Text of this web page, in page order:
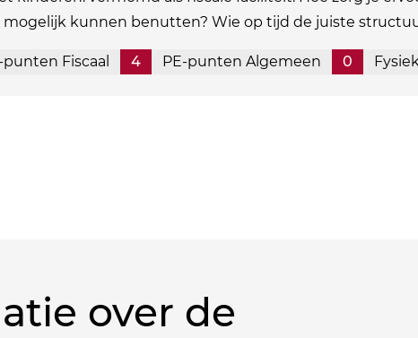
kunnen benutten? Wie op tijd de juiste
punten Fiscaal 4 PE-punten Algemeen 0
over de